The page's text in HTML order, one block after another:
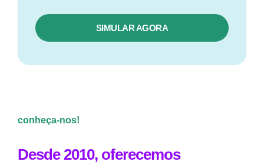
SIMULAR AGORA
conheça-nos!
Desde 2010, oferecemos